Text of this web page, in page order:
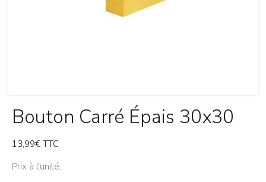
Bouton Carré Épais 30x30
13,99€ TTC
Prix à l'unité.